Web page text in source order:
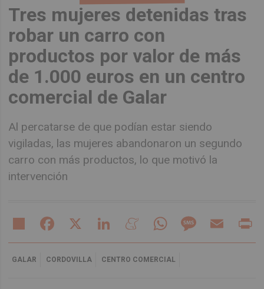
Tres mujeres detenidas tras
robar un carro con
productos por valor de más
de 1.000 euros en un centro
comercial de Galar
Al percatarse de que podían estar siendo
vigiladas, las mujeres abandonaron un segundo
carro con más productos, lo que motivó la
intervención
Share Facebook LinkedIn MeneameWhatsAppMessageEmail
GALAR CORDOVILLA CENTRO COMERCIAL